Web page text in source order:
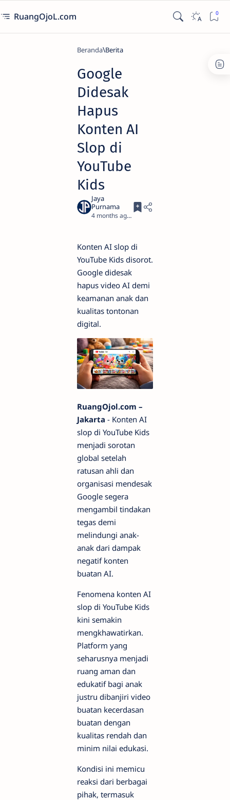
RuangOjoL.com
Beranda Berita
Google
Didesak
Hapus
Konten AI
Slop di
YouTube
Kids
4 months ago
Konten AI slop di
YouTube Kids disorot.
Google didesak
hapus video AI demi
keamanan anak dan
kualitas tontonan
digital.
RuangOjol.com –
Jakarta - Konten AI
slop di YouTube Kids
menjadi sorotan
global setelah
ratusan ahli dan
organisasi mendesak
Google segera
mengambil tindakan
tegas demi
melindungi anak-
anak dari dampak
negatif konten
buatan AI.
Fenomena konten AI
slop di YouTube Kids
kini semakin
mengkhawatirkan.
Platform yang
seharusnya menjadi
ruang aman dan
edukatif bagi anak
justru dibanjiri video
buatan kecerdasan
buatan dengan
kualitas rendah dan
minim nilai edukasi.
Kondisi ini memicu
reaksi dari berbagai
pihak, termasuk